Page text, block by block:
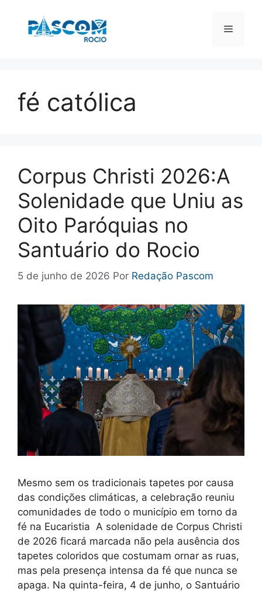
Menu
fé católica
Corpus Christi 2026:A
Solenidade que Uniu as
Oito Paróquias no
Santuário do Rocio
5 de junho de 2026 Por Redação Pascom
Mesmo sem os tradicionais tapetes por causa
das condições climáticas, a celebração reuniu
comunidades de todo o município em torno da
fé na Eucaristia A solenidade de Corpus Christi
de 2026 ficará marcada não pela ausência dos
tapetes coloridos que costumam ornar as ruas,
mas pela presença intensa da fé que nunca se
apaga. Na quinta-feira, 4 de junho, o Santuário